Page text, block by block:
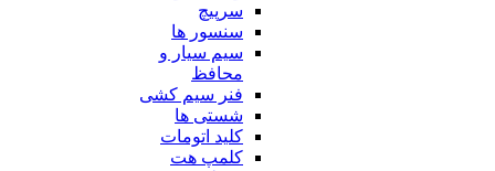
سرپیچ
سنسور ها
سیم سیار و
محافظ
فنر سیم کشی
شستی ها
کلید اتومات
کلمپ هت